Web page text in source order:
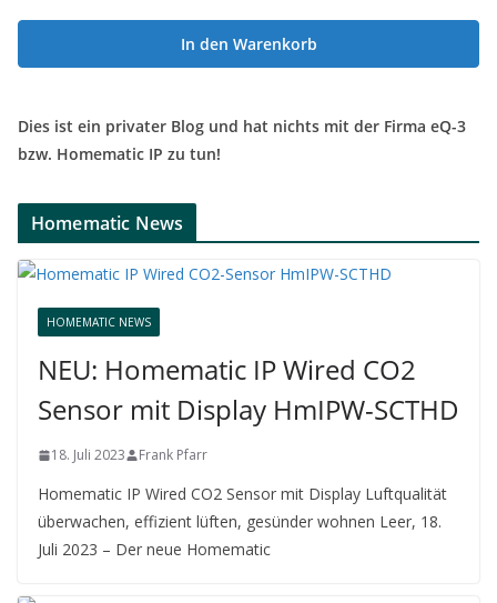
In den Warenkorb
Dies ist ein privater Blog und hat nichts mit der Firma eQ-3
bzw. Homematic IP zu tun!
Homematic News
HOMEMATIC NEWS
NEU: Homematic IP Wired CO2
Sensor mit Display HmIPW-SCTHD
18. Juli 2023 Frank Pfarr
Homematic IP Wired CO2 Sensor mit Display Luftqualität
überwachen, effizient lüften, gesünder wohnen Leer, 18.
Juli 2023 – Der neue Homematic